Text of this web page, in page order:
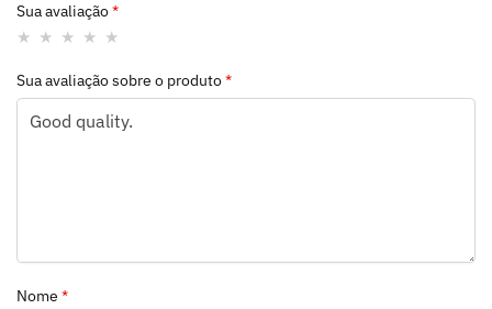
Sua avaliação*
Sua avaliação sobre o produto*
Nome *